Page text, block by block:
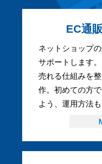
EC通
ネットショップ
サポートします。
売れる仕組みを
作。初めての方
よう、運用方法